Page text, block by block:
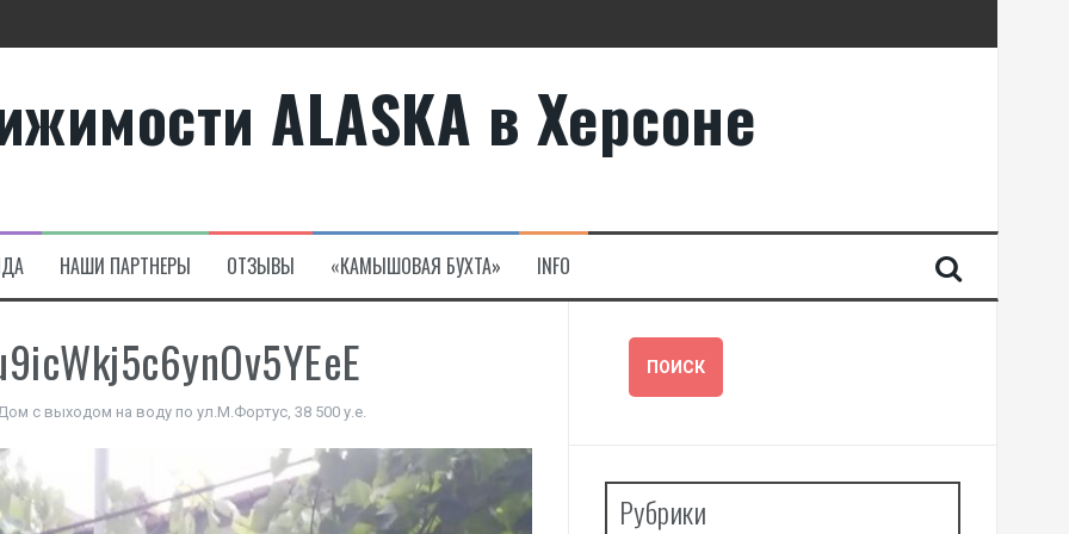
Алсанджаке
ALASKA в Херсоне
НАШИ ПАРТНЕРЫ ОТЗЫВЫ «КАМЫШОВАЯ БУХТА» INFO
с выходом на воду по ул.М.Фортус, 38 500 у.е.
Рубрики